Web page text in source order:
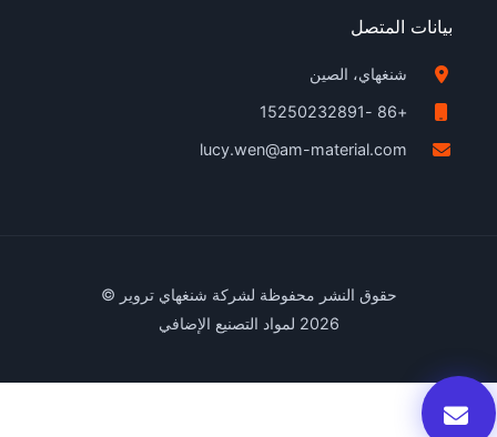
بيانات المتصل
شنغهاي، الصين
+86 -15250232891
lucy.wen@am-material.com
حقوق النشر محفوظة لشركة شنغهاي تروير ©
2026 لمواد التصنيع الإضافي